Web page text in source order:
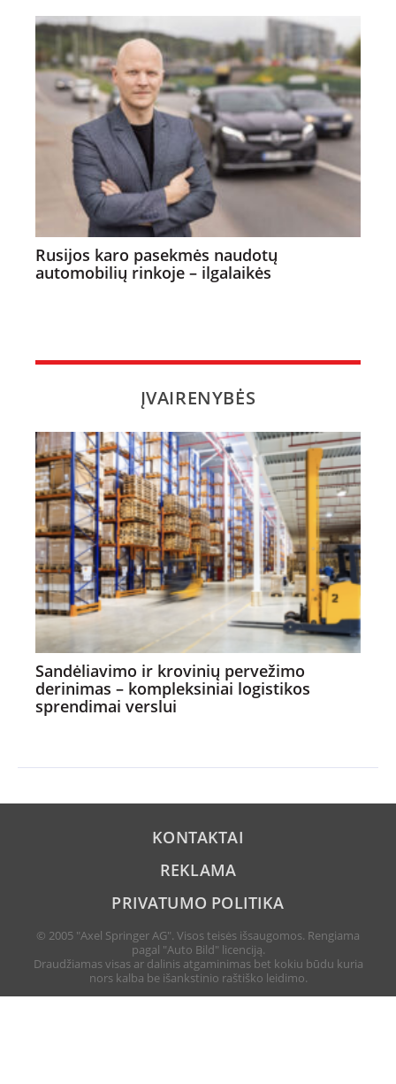
Rusijos karo pasekmės naudotų
automobilių rinkoje – ilgalaikės
ĮVAIRENYBĖS
Sandėliavimo ir krovinių pervežimo
derinimas – kompleksiniai logistikos
sprendimai verslui
KONTAKTAI
REKLAMA
PRIVATUMO POLITIKA
© 2005 "Axel Springer AG". Visos teisės išsaugomos. Rengiama
pagal "Auto Bild" licenciją.
Draudžiamas visas ar dalinis atgaminimas bet kokiu būdu kuria
nors kalba be išankstinio raštiško leidimo.